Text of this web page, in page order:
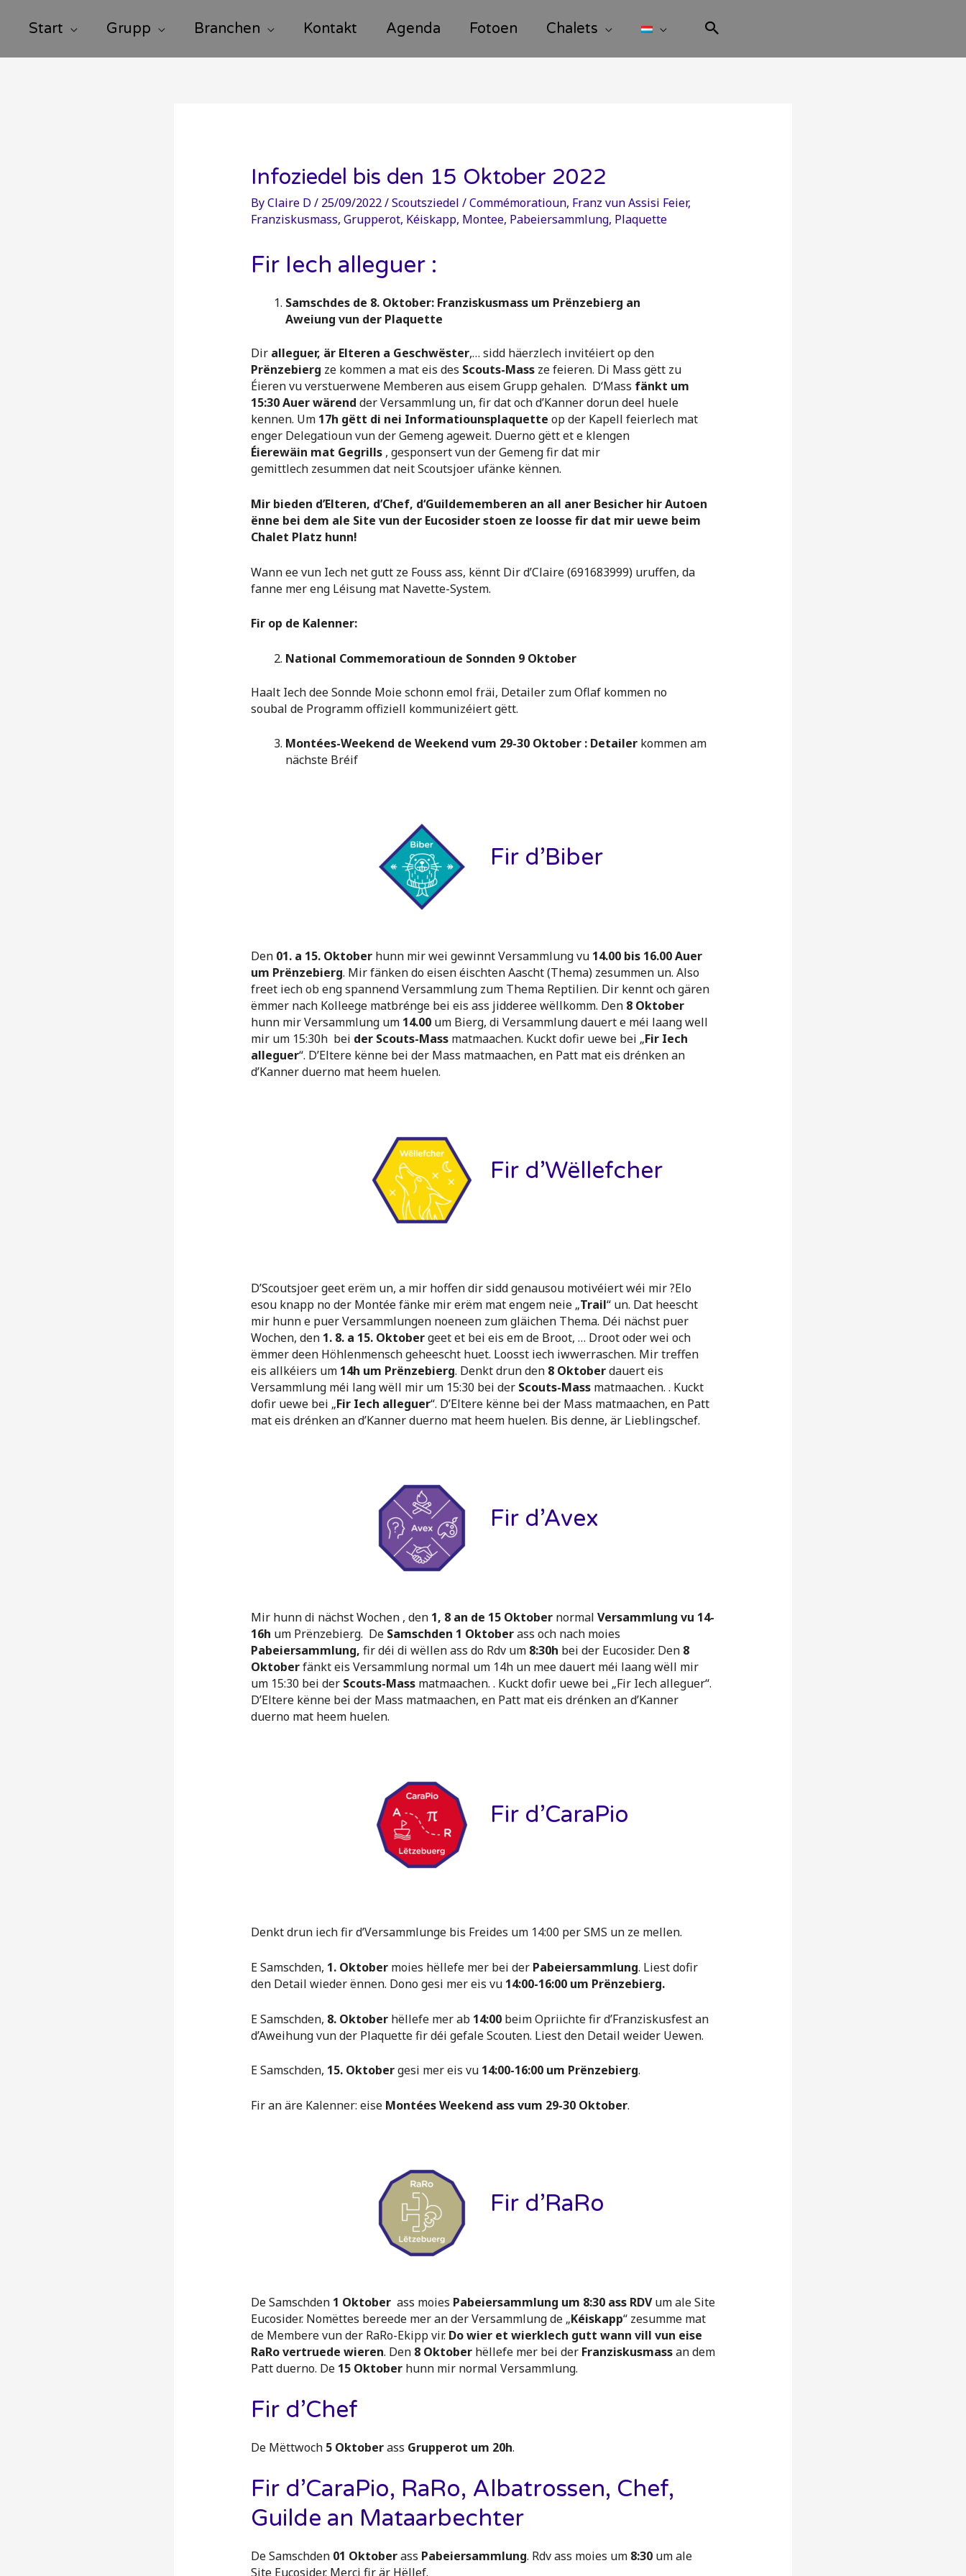
Start Grupp Branchen Kontakt Agenda Fotoen Chalets
Infoziedel bis den 15 Oktober 2022
ByClaire D / 25/09/2022/Scoutsziedel /Commémoratioun, Franz vun Assisi Feier,
Franziskusmass, Grupperot, Kéiskapp, Montee, Pabeiersammlung, Plaquette
Fir Iech alleguer :
Samschdes de 8. Oktober: Franziskusmass um Prënzebierg an
Aweiung vun der Plaquette
Dir alleguer, är Elteren a Geschwëster,… sidd häerzlech invitéiert op den
Prënzebierg ze kommen a mat eis des Scouts-Massze feieren. Di Mass gëtt zu
Éieren vu verstuerwene Memberen aus eisem Grupp gehalen. D‘Mass fänkt um
15:30 Auer wärend der Versammlung un, fir dat och d’Kanner dorun deel huele
kennen. Um 17h gëtt di nei Informatiounsplaquette op der Kapell feierlech mat
enger Delegatioun vun der Gemeng ageweit. Duerno gëtt et e klengen
Éierewäin mat Gegrills, gesponsert vun der Gemeng fir dat mir
gemittlech zesummen dat neit Scoutsjoer ufänke kënnen.
Mir bieden d’Elteren, d’Chef, d‘Guildememberen an all aner Besicher hir Autoen
ënne bei dem ale Site vun der Eucosider stoen ze loosse fir dat mir uewe beim
Chalet Platz hunn!
Wann ee vun Iech net gutt ze Fouss ass, kënnt Dir d’Claire (691683999) uruffen, da
fanne mer eng Léisung mat Navette-System.
Fir op de Kalenner:
National Commemoratioun de Sonnden 9 Oktober
Haalt Iech dee Sonnde Moie schonn emol fräi, Detailer zum Oflaf kommen no
soubal de Programm offiziell kommunizéiert gëtt.
Montées-Weekend de Weekend vum 29-30 Oktober : Detailerkommen am
nächste Bréif
Fir d’Biber
Den 01. a 15. Oktoberhunn mir wei gewinnt Versammlung vu 14.00 bis 16.00 Auer
um Prënzebierg. Mir fänken do eisen éischten Aascht (Thema) zesummen un. Also
freet iech ob eng spannend Versammlung zum Thema Reptilien. Dir kennt och gären
ëmmer nach Kolleege matbrénge bei eis ass jidderee wëllkomm. Den 8 Oktober
hunn mir Versammlung um 14.00um Bierg, di Versammlung dauert e méi laang well
mir um 15:30h bei der Scouts-Massmatmaachen. Kuckt dofir uewe bei „Fir Iech
alleguer“. D’Eltere kënne bei der Mass matmaachen, en Patt mat eis drénken an
d’Kanner duerno mat heem huelen.
Fir d’Wëllefcher
D’Scoutsjoer geet erëm un, a mir hoffen dir sidd genausou motivéiert wéi mir ?Elo
esou knapp no der Montée fänke mir erëm mat engem neie „Trail“ un. Dat heescht
mir hunn e puer Versammlungen noeneen zum gläichen Thema. Déi nächst puer
Wochen, den 1. 8. a 15. Oktobergeet et bei eis em de Broot, … Droot oder wei och
ëmmer deen Höhlenmensch geheescht huet. Loosst iech iwwerraschen. Mir treffen
eis allkéiers um 14h um Prënzebierg. Denkt drun den 8 Oktoberdauert eis
Versammlung méi lang wëll mir um 15:30 bei der Scouts-Massmatmaachen. . Kuckt
dofir uewe bei „Fir Iech alleguer“. D’Eltere kënne bei der Mass matmaachen, en Patt
mat eis drénken an d’Kanner duerno mat heem huelen. Bis denne, är Lieblingschef.
Fir d’Avex
Mir hunn di nächst Wochen , den 1, 8 an de 15 Oktobernormal Versammlung vu 14-
16h um Prënzebierg. De Samschden 1 Oktoberass och nach moies
Pabeiersammlung, fir déi di wëllen ass do Rdv um 8:30h bei der Eucosider. Den 8
Oktoberfänkt eis Versammlung normal um 14h un mee dauert méi laang wëll mir
um 15:30 bei der Scouts-Massmatmaachen. . Kuckt dofir uewe bei „Fir Iech alleguer“.
D’Eltere kënne bei der Mass matmaachen, en Patt mat eis drénken an d’Kanner
duerno mat heem huelen.
Fir d’CaraPio
Denkt drun iech fir d’Versammlunge bis Freides um 14:00 per SMS un ze mellen.
E Samschden, 1. Oktobermoies hëllefe mer bei der Pabeiersammlung. Liest dofir
den Detail wieder ënnen. Dono gesi mer eis vu 14:00-16:00 um Prënzebierg.
E Samschden, 8. Oktoberhëllefe mer ab 14:00 beim Opriichte fir d’Franziskusfest an
d’Aweihung vun der Plaquette fir déi gefale Scouten. Liest den Detail weider Uewen.
E Samschden, 15. Oktobergesi mer eis vu 14:00-16:00 um Prënzebierg.
Fir an äre Kalenner: eise Montées Weekend ass vum 29-30 Oktober.
Fir d’RaRo
De Samschden 1 Oktoberass moies Pabeiersammlung um 8:30 ass RDVum ale Site
Eucosider. Nomëttes bereede mer an der Versammlung de „Kéiskapp“ zesumme mat
de Membere vun der RaRo-Ekipp vir. Do wier et wierklech gutt wann vill vun eise
RaRo vertruede wieren. Den 8 Oktoberhëllefe mer bei der Franziskusmassan dem
Patt duerno. De 15 Oktoberhunn mir normal Versammlung.
Fir d’Chef
De Mëttwoch5 Oktoberass Grupperot um 20h.
Fir d’CaraPio, RaRo, Albatrossen, Chef,
Guilde an Mataarbechter
De Samschden01 Oktoberass Pabeiersammlung. Rdv ass moies um 8:30um ale
Site Eucosider. Merci fir är Hëllef.